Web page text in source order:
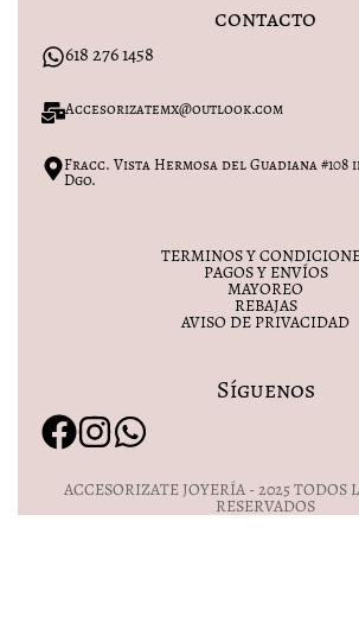
contacto
618 276 1458
Accesorizatemx@outlook.com
Fracc. Vista Hermosa del Guadiana
Dgo.
TERMINOS Y
PAGOS Y ENVÍOS
MAYOREO
REBAJAS
AVISO DE PRIVACIDAD
Síguenos
ACCESORIZATE JOYERÍA - 2025 TODOS
RESERVADOS